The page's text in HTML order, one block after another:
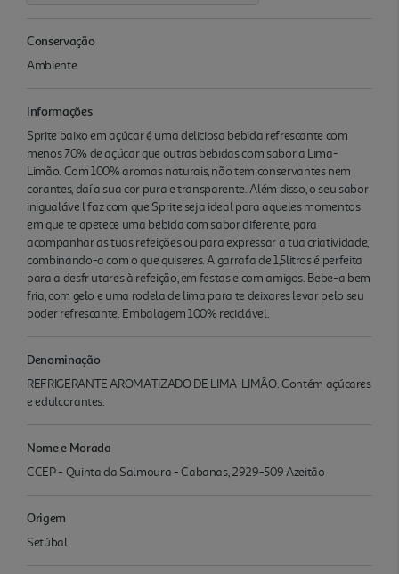
Conservação
Ambiente
Informações
Sprite baixo em açúcar é uma deliciosa bebida refrescante com
menos 70% de açúcar que outras bebidas com sabor a Lima-
Limão. Com 100% aromas naturais, não tem conservantes nem
corantes, daí a sua cor pura e transparente. Além disso, o seu sabor
inigualáve l faz com que Sprite seja ideal para aqueles momentos
em que te apetece uma bebida com sabor diferente, para
acompanhar as tuas refeições ou para expressar a tua criatividade,
combinando-a com o que quiseres. A garrafa de 1,5litros é perfeita
para a desfr utares à refeição, em festas e com amigos. Bebe-a bem
fria, com gelo e uma rodela de lima para te deixares levar pelo seu
poder refrescante. Embalagem 100% reciclável.
Denominação
REFRIGERANTE AROMATIZADO DE LIMA-LIMÂO. Contém açúcares
e edulcorantes.
Nome e Morada
CCEP - Quinta da Salmoura - Cabanas, 2929-509 Azeitão
Origem
Setúbal